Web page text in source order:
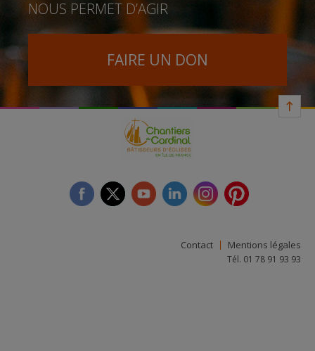
NOUS PERMET D’AGIR
FAIRE UN DON
Contact Mentions légales
Tél. 01 78 91 93 93